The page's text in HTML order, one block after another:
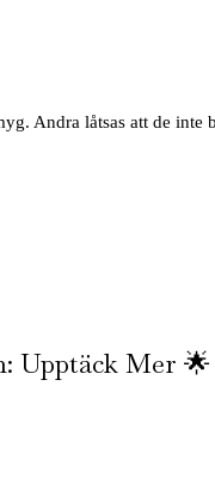
Andra låtsas att de
Upptäck Mer 🌟